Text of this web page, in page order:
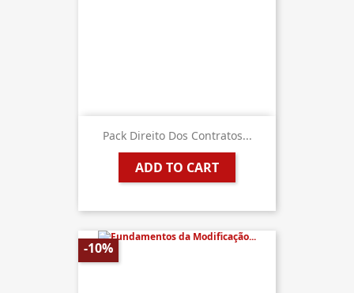
Pack Direito Dos Contratos...
ADD TO CART
-10%